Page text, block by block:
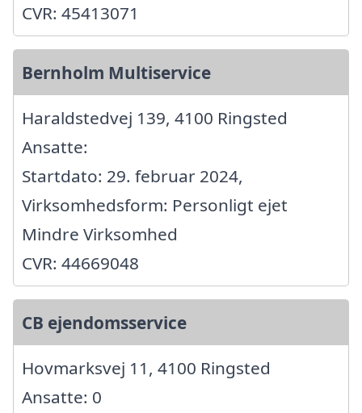
CVR: 45413071
Bernholm Multiservice
Haraldstedvej 139, 4100 Ringsted
Ansatte:
Startdato: 29. februar 2024,
Virksomhedsform: Personligt ejet
Mindre Virksomhed
CVR: 44669048
CB ejendomsservice
Hovmarksvej 11, 4100 Ringsted
Ansatte: 0